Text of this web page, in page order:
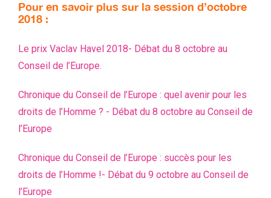
Pour en savoir plus sur la session d’octobre
2018 :
Le prix Vaclav Havel 2018- Débat du 8 octobre au
Conseil de l’Europe.
Chronique du Conseil de l’Europe : quel avenir pour les
droits de l’Homme ? - Débat du 8 octobre au Conseil de
l’Europe
Chronique du Conseil de l’Europe : succès pour les
droits de l’Homme !- Débat du 9 octobre au Conseil de
l’Europe